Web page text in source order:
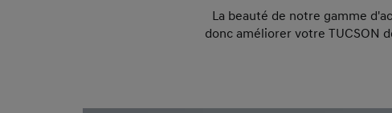
La beauté de notre gamme
donc améliorer votre TUCSON